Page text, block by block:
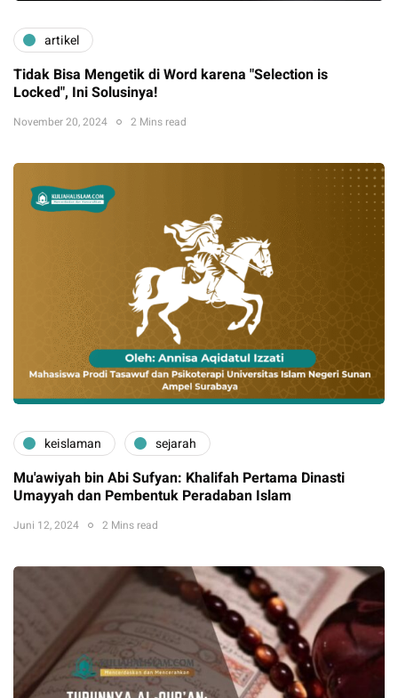
artikel
Tidak Bisa Mengetik di Word karena "Selection is
Locked", Ini Solusinya!
November 20, 2024 2 Mins read
keislaman sejarah
Mu'awiyah bin Abi Sufyan: Khalifah Pertama Dinasti
Umayyah dan Pembentuk Peradaban Islam
Juni 12, 2024 2 Mins read